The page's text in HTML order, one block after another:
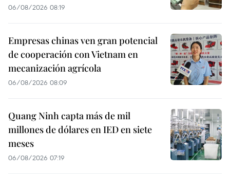
06/08/2026 08:19
Empresas chinas ven gran potencial
de cooperación con Vietnam en
mecanización agrícola
06/08/2026 08:09
Quang Ninh capta más de mil
millones de dólares en IED en siete
meses
06/08/2026 07:19